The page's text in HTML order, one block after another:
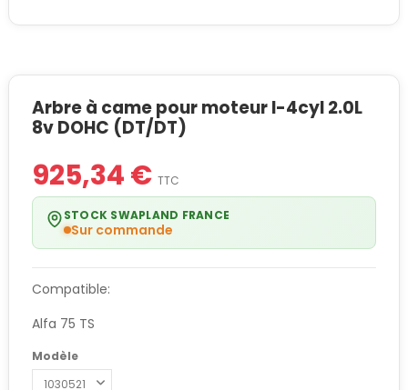
Arbre à came pour moteur I-4cyl 2.0L
8v DOHC (DT/DT)
925,34 € TTC
STOCK SWAPLAND FRANCE
Sur commande
Compatible:
Alfa 75 TS
Modèle